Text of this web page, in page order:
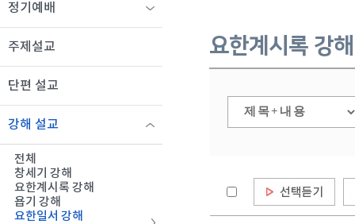
요한계시록 강해
정기예배
주제설교
단편 설교
강해 설교
전체
창세기 강해
요한계시록 강해
욥기 강해
요한일서 강해